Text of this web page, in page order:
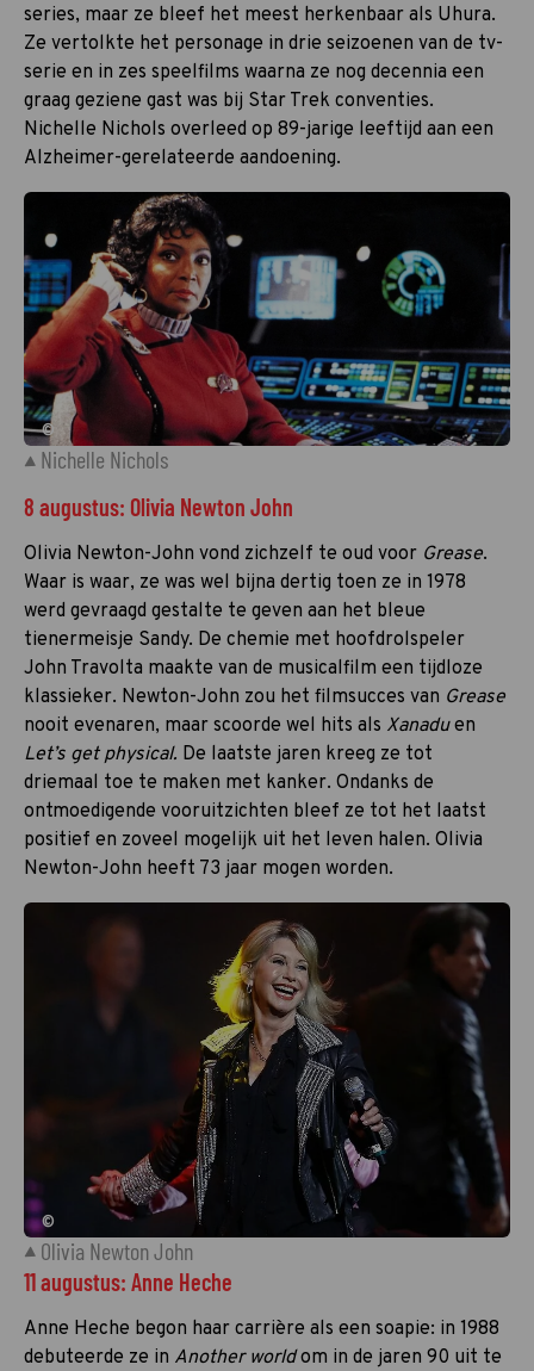
series, maar ze bleef het meest herkenbaar als Uhura.
Ze vertolkte het personage in drie seizoenen van de tv-
serie en in zes speelfilms waarna ze nog decennia een
graag geziene gast was bij Star Trek conventies.
Nichelle Nichols overleed op 89-jarige leeftijd aan een
Alzheimer-gerelateerde aandoening.
©
Nichelle Nichols
8 augustus: Olivia Newton John
Olivia Newton-John vond zichzelf te oud voor Grease.
Waar is waar, ze was wel bijna dertig toen ze in 1978
werd gevraagd gestalte te geven aan het bleue
tienermeisje Sandy. De chemie met hoofdrolspeler
John Travolta maakte van de musicalfilm een tijdloze
klassieker. Newton-John zou het filmsucces van Grease
nooit evenaren, maar scoorde wel hits als Xanaduen
Let’s get physical. De laatste jaren kreeg ze tot
driemaal toe te maken met kanker. Ondanks de
ontmoedigende vooruitzichten bleef ze tot het laatst
positief en zoveel mogelijk uit het leven halen. Olivia
Newton-John heeft 73 jaar mogen worden.
©
Olivia Newton John
11 augustus: Anne Heche
Anne Heche begon haar carrière als een soapie: in 1988
debuteerde ze in Another worldom in de jaren 90 uit te